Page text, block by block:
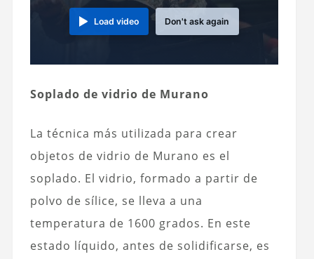
Load video Don't ask again
Soplado de vidrio de Murano
La técnica más utilizada para crear
objetos de vidrio de Murano es el
soplado. El vidrio, formado a partir de
polvo de sílice, se lleva a una
temperatura de 1600 grados. En este
estado líquido, antes de solidificarse, es